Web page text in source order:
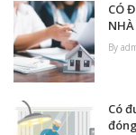
CÓ
By
Có